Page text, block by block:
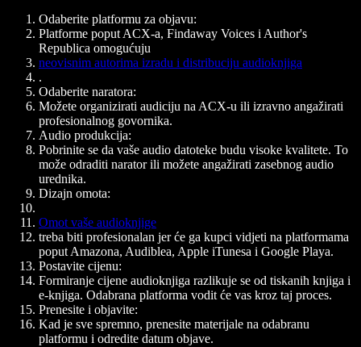
Odaberite platformu za objavu:
Platforme poput ACX-a, Findaway Voices i Author's
Republica omogućuju
neovisnim autorima izradu i distribuciju audioknjiga
.
Odaberite naratora:
Možete organizirati audiciju na ACX-u ili izravno angažirati
profesionalnog govornika.
Audio produkcija:
Pobrinite se da vaše audio datoteke budu visoke kvalitete. To
može odraditi narator ili možete angažirati zasebnog audio
urednika.
Dizajn omota:
Omot vaše audioknjige
treba biti profesionalan jer će ga kupci vidjeti na platformama
poput Amazona, Audiblea, Apple iTunesa i Google Playa.
Postavite cijenu:
Formiranje cijene audioknjiga razlikuje se od tiskanih knjiga i
e-knjiga. Odabrana platforma vodit će vas kroz taj proces.
Prenesite i objavite:
Kad je sve spremno, prenesite materijale na odabranu
platformu i odredite datum objave.